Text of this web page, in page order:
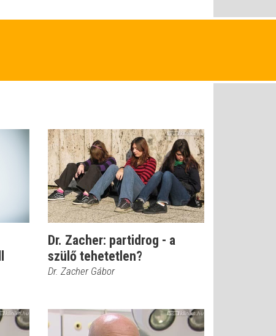
Dr. Zacher: partidrog - a
szülő tehetetlen?
Dr. Zacher Gábor